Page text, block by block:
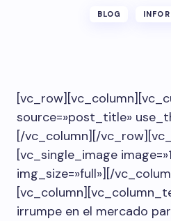
BLOG
source=»post_title»
[/vc_column][/
[vc_single_image
img_size=»full»][/
irrumpe en el mercado